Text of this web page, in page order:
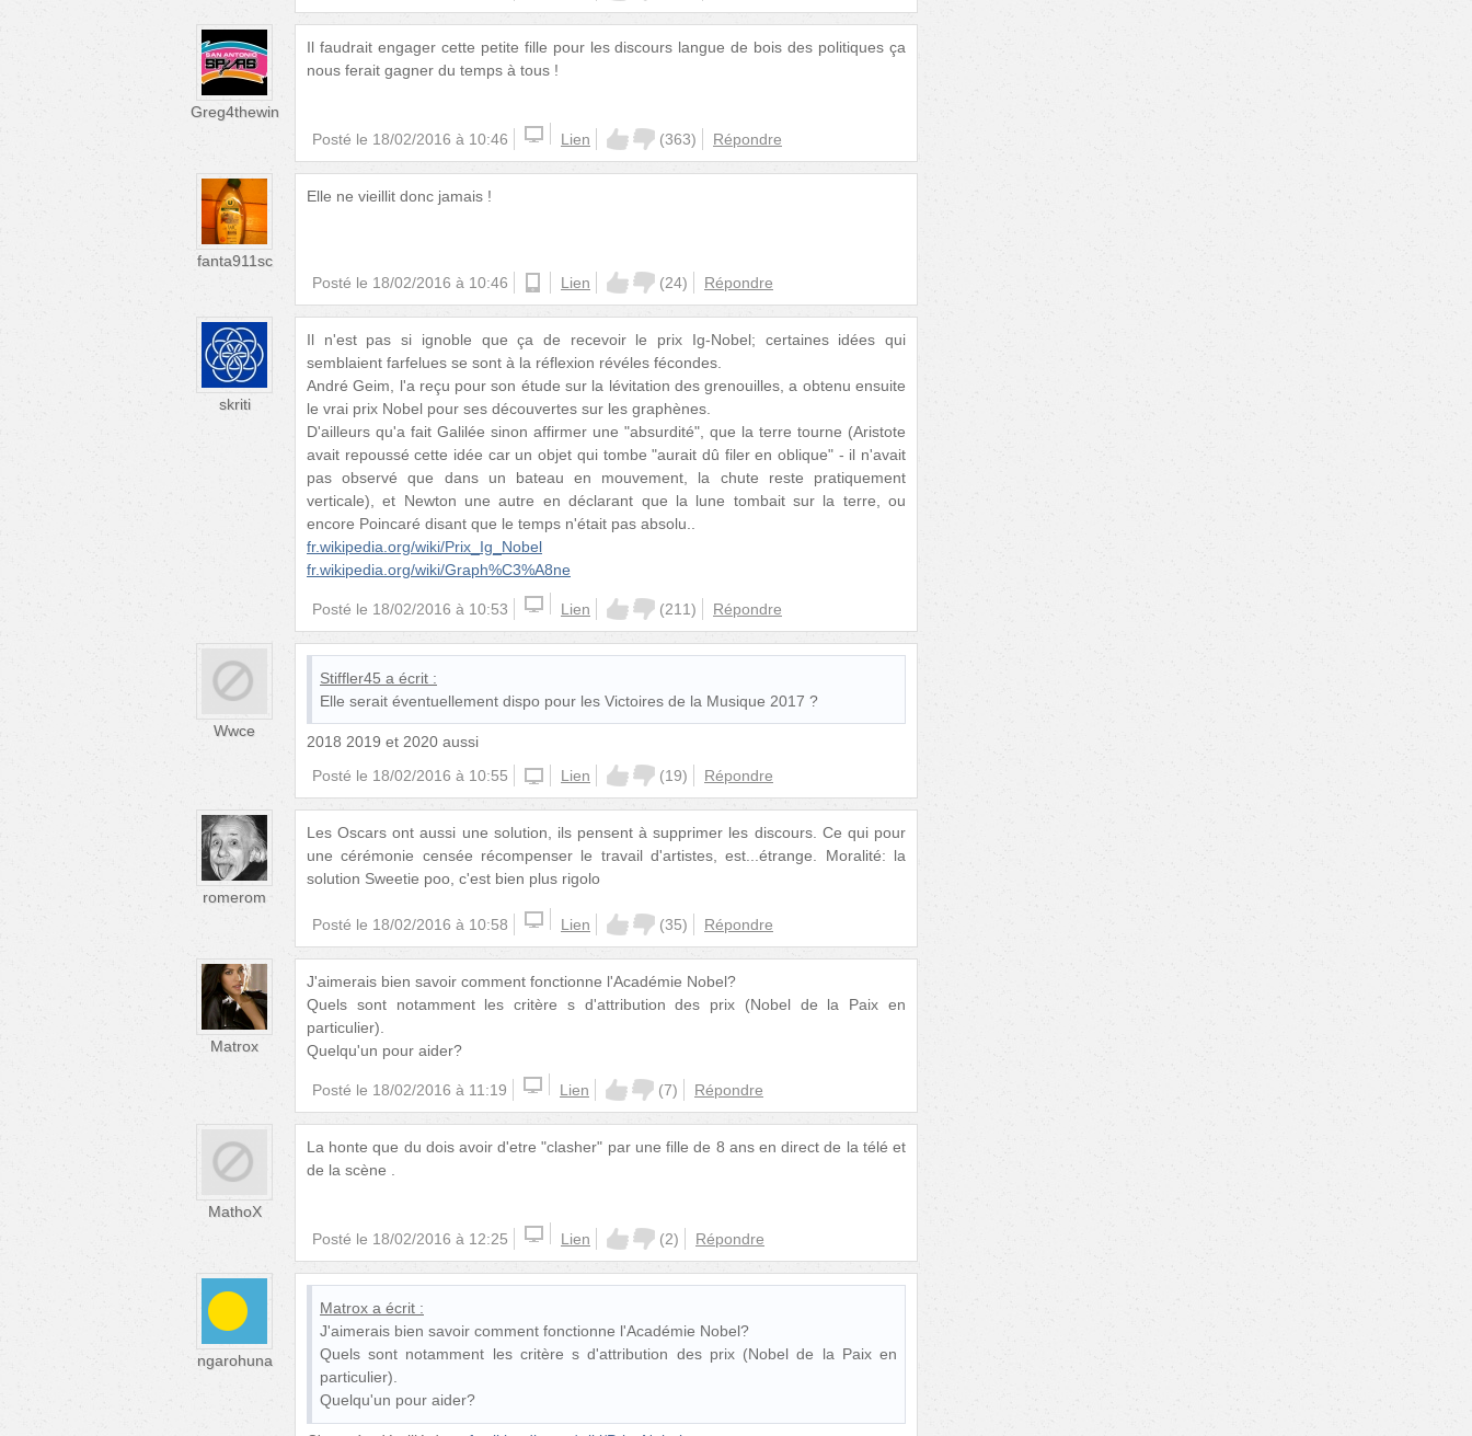
Greg4thewin
Il faudrait engager cette petite fille pour les discours langue de bois des politiques ça
nous ferait gagner du temps à tous !
Posté le 18/02/2016 à 10:46 Lien (363) Répondre
fanta911sc
Elle ne vieillit donc jamais !
Posté le 18/02/2016 à 10:46 Lien (24) Répondre
skriti
Il n'est pas si ignoble que ça de recevoir le prix Ig-Nobel; certaines idées qui
semblaient farfelues se sont à la réflexion révéles fécondes.
André Geim, l'a reçu pour son étude sur la lévitation des grenouilles, a obtenu ensuite
le vrai prix Nobel pour ses découvertes sur les graphènes.
D'ailleurs qu'a fait Galilée sinon affirmer une "absurdité", que la terre tourne (Aristote
avait repoussé cette idée car un objet qui tombe "aurait dû filer en oblique" - il n'avait
pas observé que dans un bateau en mouvement, la chute reste pratiquement
verticale), et Newton une autre en déclarant que la lune tombait sur la terre, ou
encore Poincaré disant que le temps n'était pas absolu..
fr.wikipedia.org/wiki/Prix_Ig_Nobel
fr.wikipedia.org/wiki/Graph%C3%A8ne
Posté le 18/02/2016 à 10:53 Lien (211) Répondre
Wwce
Stiffler45 a écrit :
Elle serait éventuellement dispo pour les Victoires de la Musique 2017 ?
2018 2019 et 2020 aussi
Posté le 18/02/2016 à 10:55 windowsphone
Lien (19) Répondre
romerom
Les Oscars ont aussi une solution, ils pensent à supprimer les discours. Ce qui pour
une cérémonie censée récompenser le travail d'artistes, est...étrange. Moralité: la
solution Sweetie poo, c'est bien plus rigolo
Posté le 18/02/2016 à 10:58 Lien (35) Répondre
Matrox
J'aimerais bien savoir comment fonctionne l'Académie Nobel?
Quels sont notamment les critère s d'attribution des prix (Nobel de la Paix en
particulier).
Quelqu'un pour aider?
Posté le 18/02/2016 à 11:19 Lien (7) Répondre
MathoX
La honte que du dois avoir d'etre "clasher" par une fille de 8 ans en direct de la télé et
de la scène .
Posté le 18/02/2016 à 12:25 Lien (2) Répondre
ngarohuna
Matrox a écrit :
J'aimerais bien savoir comment fonctionne l'Académie Nobel?
Quels sont notamment les critère s d'attribution des prix (Nobel de la Paix en
particulier).
Quelqu'un pour aider?